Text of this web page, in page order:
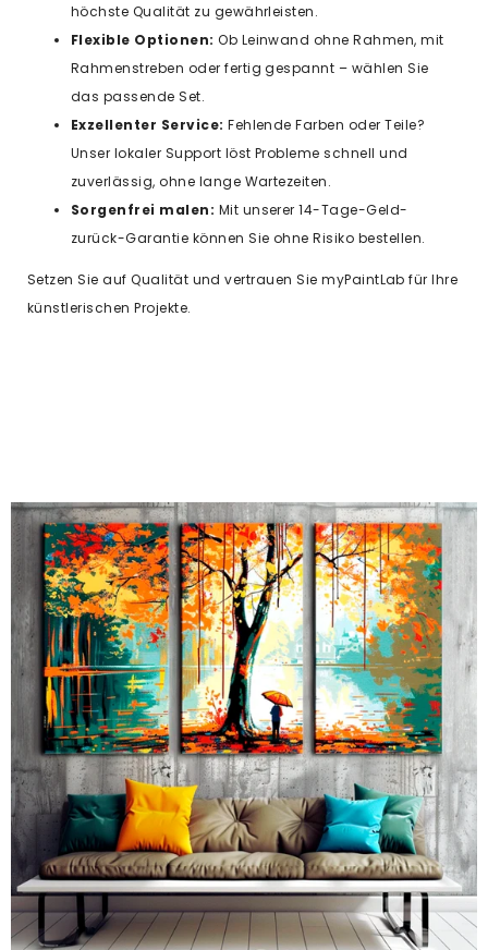
höchste Qualität zu gewährleisten.
Flexible Optionen: Ob Leinwand ohne Rahmen, mit
Rahmenstreben oder fertig gespannt – wählen Sie
das passende Set.
Exzellenter Service: Fehlende Farben oder Teile?
Unser lokaler Support löst Probleme schnell und
zuverlässig, ohne lange Wartezeiten.
Sorgenfrei malen: Mit unserer 14-Tage-Geld-
zurück-Garantie können Sie ohne Risiko bestellen.
Setzen Sie auf Qualität und vertrauen Sie myPaintLab für Ihre
künstlerischen Projekte.